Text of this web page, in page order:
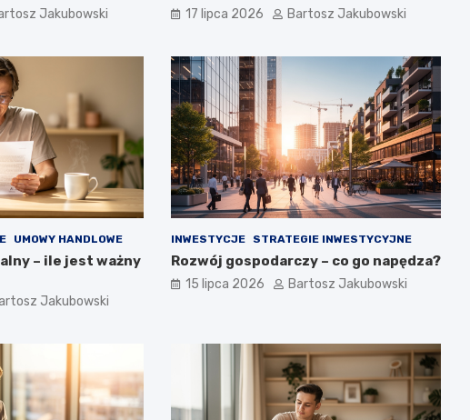
Jakubowski 17 lipca 2026 Bartosz Jakubowski
UMOWY HANDLOWE
– ile jest ważny
Jakubowski
INWESTYCJE STRATEGIE INWESTYCYJNE
Rozwój gospodarczy – co go napędza?
15 lipca 2026 Bartosz Jakubowski